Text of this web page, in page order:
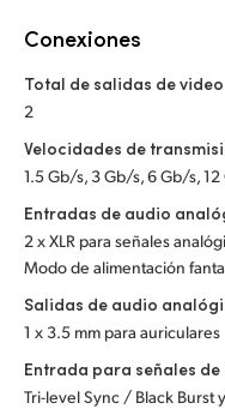
Conexiones
Total de salidas de video
2
Velocidades de
1.5 Gb/s, 3 Gb/s, 6 Gb/s,
Entradas de audio
2 x XLR para señales
Modo de alimentación
Salidas de audio
1 x 3.5 mm para auriculares
Entrada para señales
Tri-level Sync / Black Burst